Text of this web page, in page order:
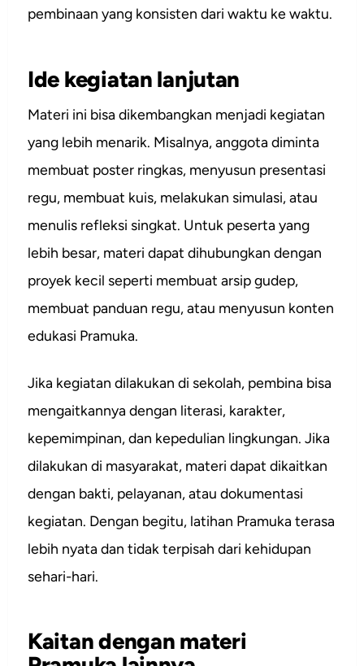
pembinaan yang konsisten dari waktu ke waktu.
Ide kegiatan lanjutan
Materi ini bisa dikembangkan menjadi kegiatan
yang lebih menarik. Misalnya, anggota diminta
membuat poster ringkas, menyusun presentasi
regu, membuat kuis, melakukan simulasi, atau
menulis refleksi singkat. Untuk peserta yang
lebih besar, materi dapat dihubungkan dengan
proyek kecil seperti membuat arsip gudep,
membuat panduan regu, atau menyusun konten
edukasi Pramuka.
Jika kegiatan dilakukan di sekolah, pembina bisa
mengaitkannya dengan literasi, karakter,
kepemimpinan, dan kepedulian lingkungan. Jika
dilakukan di masyarakat, materi dapat dikaitkan
dengan bakti, pelayanan, atau dokumentasi
kegiatan. Dengan begitu, latihan Pramuka terasa
lebih nyata dan tidak terpisah dari kehidupan
sehari-hari.
Kaitan dengan materi